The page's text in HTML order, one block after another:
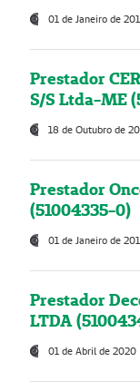
01 de Janeiro de
Prestador
S/S Ltda-ME
18 de Outubro de
Prestador
(51004335-0)
01 de Janeiro de
Prestador
LTDA
01 de Abril de 2020